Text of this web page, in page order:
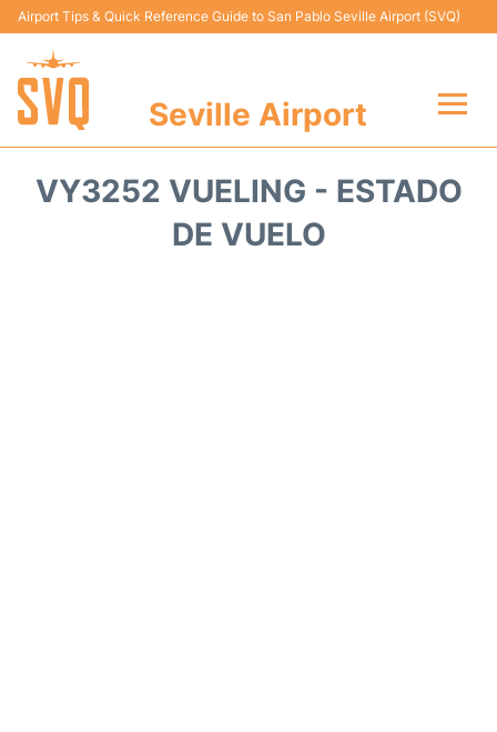
Airport Tips & Quick Reference Guide to San Pablo Seville Airport (SVQ)
Seville Airport
VY3252 VUELING - ESTADO
DE VUELO